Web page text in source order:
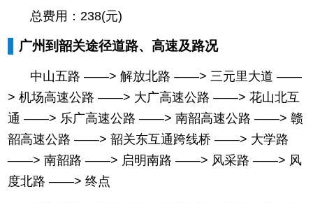
总费用：238(元)
广州到韶关途径道路、高速及路况
中山五路 ——> 解放北路 ——> 三元里大道 ——
> 机场高速公路 ——> 大广高速公路 ——> 花山北互
通 ——> 乐广高速公路 ——> 南韶高速公路 ——> 赣
韶高速公路 ——> 韶关东互通跨线桥 ——> 大学路
——> 南韶路 ——> 启明南路 ——> 风采路 ——> 风
度北路 ——> 终点